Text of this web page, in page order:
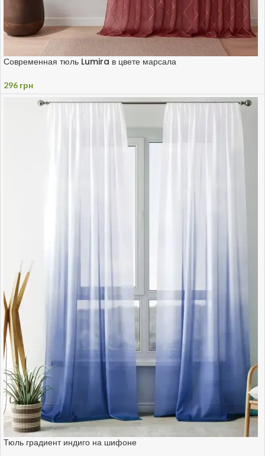
Современная тюль Lumira в цвете марсала
296 грн
Тюль градиент индиго на шифоне